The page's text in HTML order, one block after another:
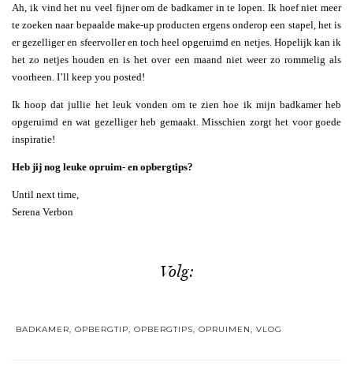
Ah, ik vind het nu veel fijner om de badkamer in te lopen. Ik hoef niet meer
te zoeken naar bepaalde make-up producten ergens onderop een stapel, het is
er gezelliger en sfeervoller en toch heel opgeruimd en netjes. Hopelijk kan ik
het zo netjes houden en is het over een maand niet weer zo rommelig als
voorheen. I’ll keep you posted!
Ik hoop dat jullie het leuk vonden om te zien hoe ik mijn badkamer heb
opgeruimd en wat gezelliger heb gemaakt. Misschien zorgt het voor goede
inspiratie!
Heb jij nog leuke opruim- en opbergtips?
Until next time,
Serena Verbon
Volg:
BADKAMER OPBERGTIP OPBERGTIPS OPRUIMEN VLOG